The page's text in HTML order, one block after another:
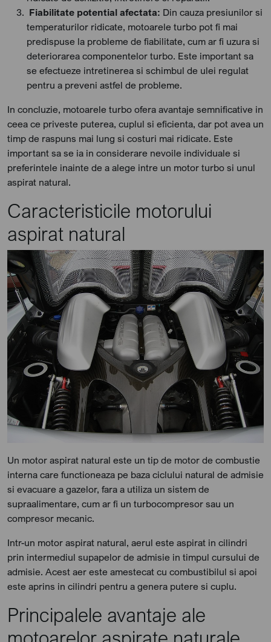
Fiabilitate potential afectata: Din cauza presiunilor si
temperaturilor ridicate, motoarele turbo pot fi mai
predispuse la probleme de fiabilitate, cum ar fi uzura si
deteriorarea componentelor turbo. Este important sa
se efectueze intretinerea si schimbul de ulei regulat
pentru a preveni astfel de probleme.
In concluzie, motoarele turbo ofera avantaje semnificative in
ceea ce priveste puterea, cuplul si eficienta, dar pot avea un
timp de raspuns mai lung si costuri mai ridicate. Este
important sa se ia in considerare nevoile individuale si
preferintele inainte de a alege intre un motor turbo si unul
aspirat natural.
Caracteristicile motorului
aspirat natural
Un motor aspirat natural este un tip de motor de combustie
interna care functioneaza pe baza ciclului natural de admisie
si evacuare a gazelor, fara a utiliza un sistem de
supraalimentare, cum ar fi un turbocompresor sau un
compresor mecanic.
Intr-un motor aspirat natural, aerul este aspirat in cilindri
prin intermediul supapelor de admisie in timpul cursului de
admisie. Acest aer este amestecat cu combustibilul si apoi
este aprins in cilindri pentru a genera putere si cuplu.
Principalele avantaje ale